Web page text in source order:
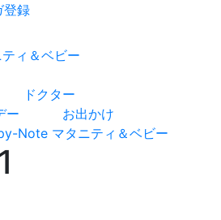
登録
ドクター
ー
お出かけ
Note マタニティ＆ベビー